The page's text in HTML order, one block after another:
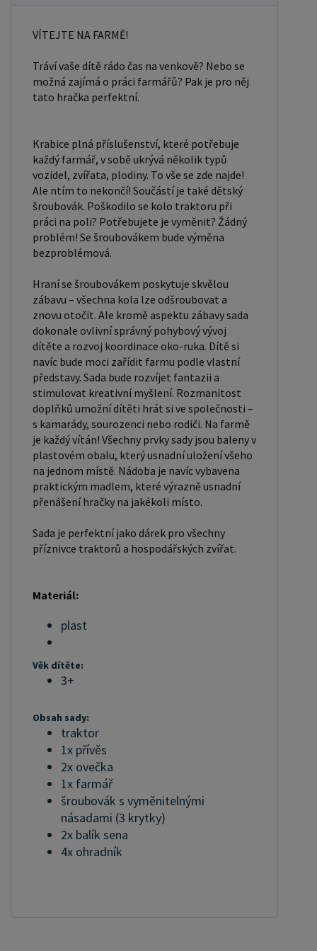
Věk dítěte: 3+ Obsah sady: traktor 1x přívěs 2x
VÍTEJTE NA FARMĚ!
Tráví vaše dítě rádo čas na venkově? Nebo se
možná zajímá o práci farmářů? Pak je pro něj
tato hračka perfektní.
Krabice plná příslušenství, které potřebuje
každý farmář, v sobě ukrývá několik typů
vozidel, zvířata, plodiny. To vše se zde najde!
Ale ntím to nekončí! Součástí je také dětský
šroubovák. Poškodilo se kolo traktoru při
práci na poli? Potřebujete je vyměnit? Žádný
problém! Se šroubovákem bude výměna
bezproblémová.
Hraní se šroubovákem poskytuje skvělou
zábavu – všechna kola lze odšroubovat a
znovu otočit. Ale kromě aspektu zábavy sada
dokonale ovlivní správný pohybový vývoj
dítěte a rozvoj koordinace oko-ruka. Dítě si
navíc bude moci zařídit farmu podle vlastní
představy. Sada bude rozvíjet fantazii a
stimulovat kreativní myšlení. Rozmanitost
doplňků umožní dítěti hrát si ve společnosti –
s kamarády, sourozenci nebo rodiči. Na farmě
je každý vítán! Všechny prvky sady jsou baleny v
plastovém obalu, který usnadní uložení všeho
na jednom místě. Nádoba je navíc vybavena
praktickým madlem, které výrazně usnadní
přenášení hračky na jakékoli místo.
Sada je perfektní jako dárek pro všechny
příznivce traktorů a hospodářských zvířat.
Materiál:
plast
Věk dítěte:
3+
Obsah sady:
traktor
1x přívěs
2x ovečka
1x farmář
šroubovák s vyměnitelnými
násadami (3 krytky)
2x balík sena
4x ohradník